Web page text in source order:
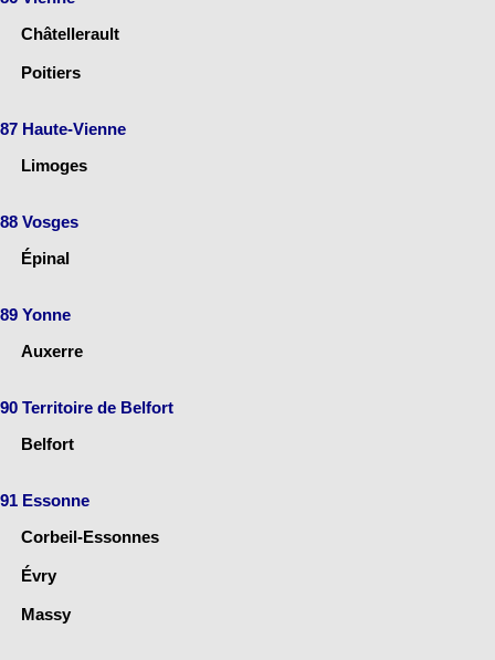
Châtellerault
Poitiers
87 Haute-Vienne
Limoges
88 Vosges
Épinal
89 Yonne
Auxerre
90 Territoire de Belfort
Belfort
91 Essonne
Corbeil-Essonnes
Évry
Massy